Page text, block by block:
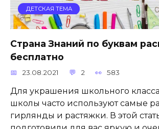
ДЕТСКАЯ ТЕМА
Страна Знаний по буквам
бесплатно
23.08.2021 2 583
Для украшения школьного
школы часто используют самые
гирлянды и растяжки. В этой